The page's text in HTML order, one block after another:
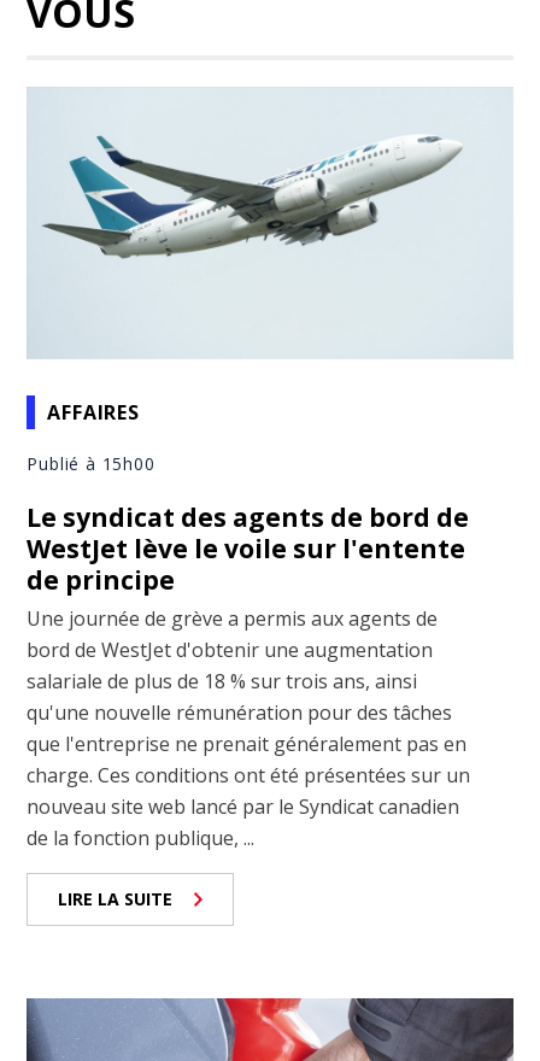
VOUS
AFFAIRES
Publié à 15h00
Le syndicat des agents de bord de
WestJet lève le voile sur l'entente
de principe
Une journée de grève a permis aux agents de
bord de WestJet d'obtenir une augmentation
salariale de plus de 18 % sur trois ans, ainsi
qu'une nouvelle rémunération pour des tâches
que l'entreprise ne prenait généralement pas en
charge. Ces conditions ont été présentées sur un
nouveau site web lancé par le Syndicat canadien
de la fonction publique, ...
LIRE LA SUITE